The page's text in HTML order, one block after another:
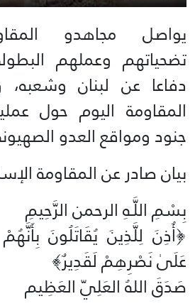
يواصل مجاهدو
تضحياتهم وعملهم
دفاعا عن لبنان
المقاومة اليوم حول
جنود ومواقع العدو
بيان صادر عن المقاومة
بِسْمِ اللَّـهِ الرحمن الرَّحِيمِ
‏﴿أُذِنَ لِلَّذِينَ يُقَاتَلُونَ
عَلَىٰ نَصْرِهِمْ لَقَدِيرٌ﴾‏
صَدَقَ اللهُ العَلِيّ العَظِيم